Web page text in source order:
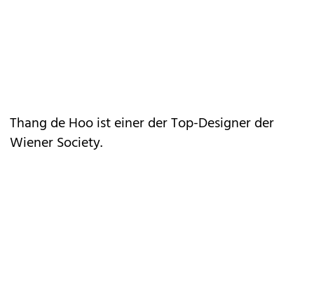
Thang de Hoo ist einer der Top-Designer der
Wiener Society.